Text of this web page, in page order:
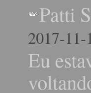
Patti
2017-
Eu